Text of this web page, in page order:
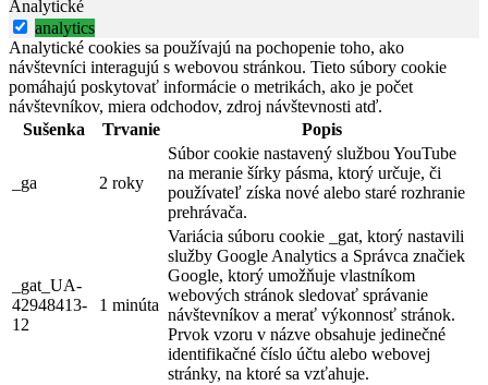
Analytické
analytics
Analytické cookies sa používajú na pochopenie toho, ako
návštevníci interagujú s webovou stránkou. Tieto súbory cookie
pomáhajú poskytovať informácie o metrikách, ako je počet
návštevníkov, miera odchodov, zdroj návštevnosti atď.
Sušenka
Trvanie Popis
_ga 2 roky
Súbor cookie nastavený službou YouTube
na meranie šírky pásma, ktorý určuje, či
používateľ získa nové alebo staré rozhranie
prehrávača.
_gat_UA-
42948413-
12
1 minúta
Variácia súboru cookie _gat, ktorý nastavili
služby Google Analytics a Správca značiek
Google, ktorý umožňuje vlastníkom
webových stránok sledovať správanie
návštevníkov a merať výkonnosť stránok.
Prvok vzoru v názve obsahuje jedinečné
identifikačné číslo účtu alebo webovej
stránky, na ktoré sa vzťahuje.